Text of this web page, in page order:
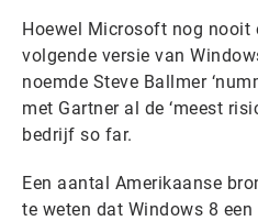
Hoewel Microsoft nog nooit
volgende versie van
noemde Steve Ballmer
met Gartner al de ‘meest
bedrijf so far.
Een aantal Amerikaanse
te weten dat Windows 8